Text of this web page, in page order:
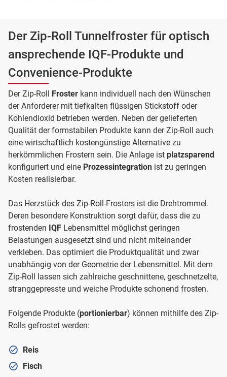
Der Zip-Roll Tunnelfroster für optisch
ansprechende IQF-Produkte und
Convenience-Produkte
Der Zip-Roll Froster kann individuell nach den Wünschen
der Anforderer mit tiefkalten flüssigen Stickstoff oder
Kohlendioxid betrieben werden. Neben der gelieferten
Qualität der formstabilen Produkte kann der Zip-Roll auch
eine wirtschaftlich kostengünstige Alternative zu
herkömmlichen Frostern sein. Die Anlage ist platzsparend
konfiguriert und eine Prozessintegration ist zu geringen
Kosten realisierbar.
Das Herzstück des Zip-Roll-Frosters ist die Drehtrommel.
Deren besondere Konstruktion sorgt dafür, dass die zu
frostenden IQF Lebensmittel möglichst geringen
Belastungen ausgesetzt sind und nicht miteinander
verkleben. Das optimiert die Produktqualität und zwar
unabhängig von der Geometrie der Lebensmittel. Mit dem
Zip-Roll lassen sich zahlreiche geschnittene, geschnetzelte,
stranggepresste und weiche Produkte schonend frosten.
Folgende Produkte (portionierbar) können mithilfe des Zip-
Rolls gefrostet werden:
Reis
Fisch